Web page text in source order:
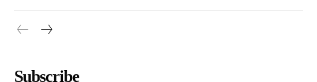
Subscribe